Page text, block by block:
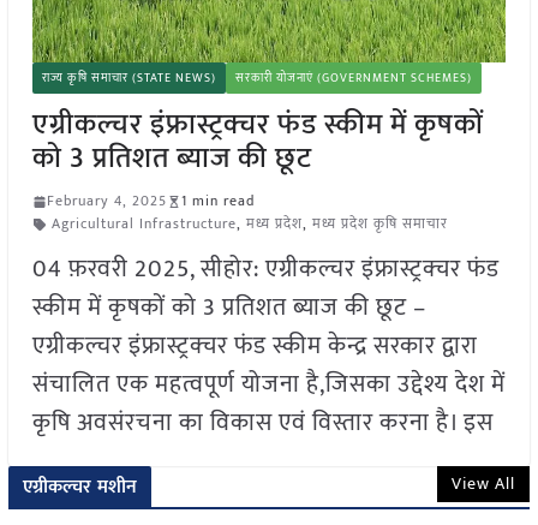
राज्य कृषि समाचार (STATE NEWS) सरकारी योजनाएं (GOVERNMENT SCHEMES)
एग्रीकल्चर इंफ्रास्ट्रक्चर फंड स्कीम में कृषकों
को 3 प्रतिशत ब्याज की छूट
February 4, 2025
1 min read
Agricultural Infrastructure, मध्य प्रदेश, मध्य प्रदेश कृषि समाचार
04 फ़रवरी 2025, सीहोर: एग्रीकल्चर इंफ्रास्ट्रक्चर फंड
स्कीम में कृषकों को 3 प्रतिशत ब्याज की छूट –
एग्रीकल्चर इंफ्रास्ट्रक्चर फंड स्कीम केन्द्र सरकार द्वारा
संचालित एक महत्वपूर्ण योजना है,जिसका उद्देश्य देश में
कृषि अवसंरचना का विकास एवं विस्तार करना है। इस
एग्रीकल्चर मशीन View All